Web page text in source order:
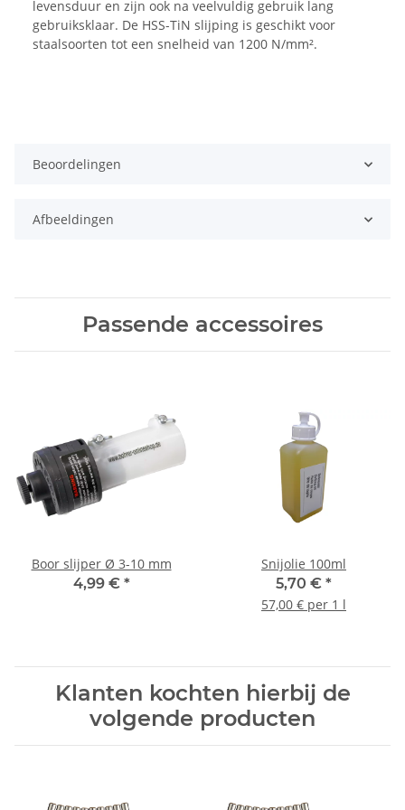
levensduur en zijn ook na veelvuldig gebruik lang
gebruiksklaar. De HSS-TiN slijping is geschikt voor
staalsoorten tot een snelheid van 1200 N/mm².
Beoordelingen
Afbeeldingen
Passende accessoires
Boor slijper Ø 3-10 mm
4,99 € *
Snijolie 100ml
5,70 € *
57,00 € per 1 l
Klanten kochten hierbij de
volgende producten